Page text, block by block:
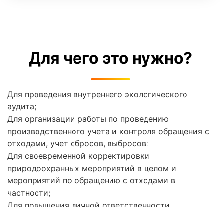
Для чего это нужно?
Для проведения внутреннего экологического
аудита;
Для организации работы по проведению
производственного учета и контроля обращения с
отходами, учет сбросов, выбросов;
Для своевременной корректировки
природоохранных мероприятий в целом и
мероприятий по обращению с отходами в
частности;
Для повышения личной ответственности